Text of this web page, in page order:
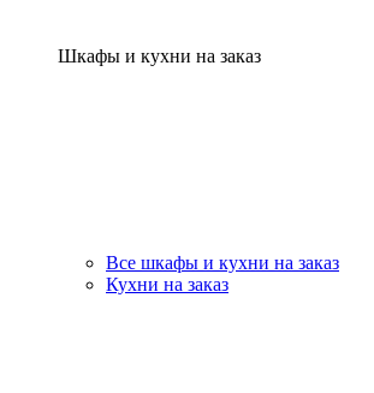
Шкафы и кухни на заказ
Все шкафы и кухни на заказ
Кухни на заказ